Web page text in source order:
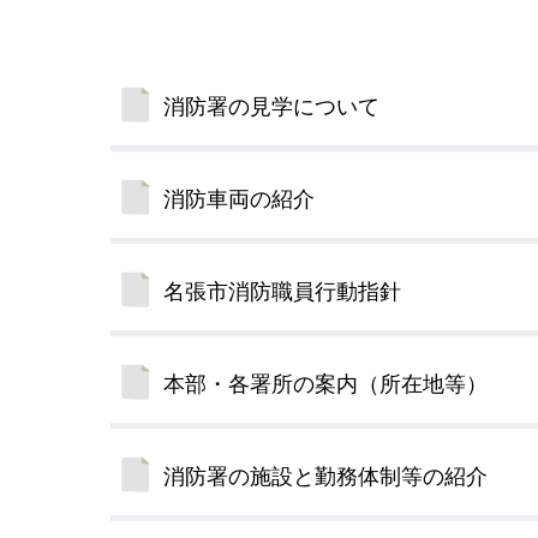
青少年健全育成
市の行財政
公民連携
消防署の見学について
消防車両の紹介
名張市消防職員行動指針
本部・各署所の案内（所在地等）
消防署の施設と勤務体制等の紹介